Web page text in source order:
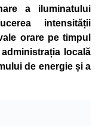
a iluminatului
intensității
orare pe timpul
locală
de energie și a